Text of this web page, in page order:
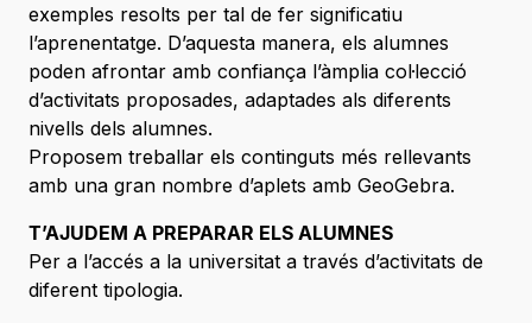
exemples resolts per tal de fer significatiu
l’aprenentatge. D’aquesta manera, els alumnes
poden afrontar amb confiança l’àmplia col·lecció
d’activitats proposades, adaptades als diferents
nivells dels alumnes.
Proposem treballar els continguts més rellevants
amb una gran nombre d’aplets amb GeoGebra.
T’AJUDEM A PREPARAR ELS ALUMNES
Per a l’accés a la universitat a través d’activitats de
diferent tipologia.